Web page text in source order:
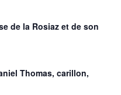
de la Rosiaz et de son
Thomas, carillon,